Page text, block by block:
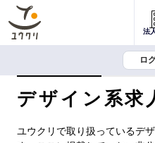
法
ロ
デザイン系求
ユウクリで取り扱っているデ